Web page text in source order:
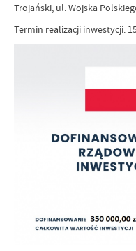
Trojański, ul. Wojska
Termin realizacji inwestycji: